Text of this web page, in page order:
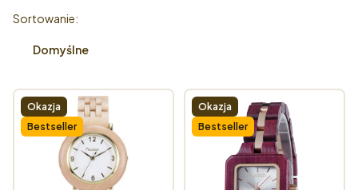
Lista produktów
Sortowanie:
Domyślne
Okazja
Bestseller
Okazja
Bestseller